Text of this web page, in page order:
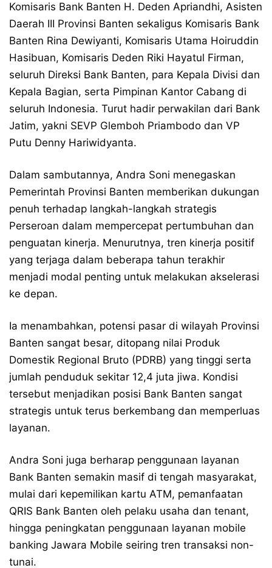
Komisaris Bank Banten H. Deden Apriandhi, Asisten
Daerah III Provinsi Banten sekaligus Komisaris Bank
Banten Rina Dewiyanti, Komisaris Utama Hoiruddin
Hasibuan, Komisaris Deden Riki Hayatul Firman,
seluruh Direksi Bank Banten, para Kepala Divisi dan
Kepala Bagian, serta Pimpinan Kantor Cabang di
seluruh Indonesia. Turut hadir perwakilan dari Bank
Jatim, yakni SEVP Glemboh Priambodo dan VP
Putu Denny Hariwidyanta.
Dalam sambutannya, Andra Soni menegaskan
Pemerintah Provinsi Banten memberikan dukungan
penuh terhadap langkah-langkah strategis
Perseroan dalam mempercepat pertumbuhan dan
penguatan kinerja. Menurutnya, tren kinerja positif
yang terjaga dalam beberapa tahun terakhir
menjadi modal penting untuk melakukan akselerasi
ke depan.
Ia menambahkan, potensi pasar di wilayah Provinsi
Banten sangat besar, ditopang nilai Produk
Domestik Regional Bruto (PDRB) yang tinggi serta
jumlah penduduk sekitar 12,4 juta jiwa. Kondisi
tersebut menjadikan posisi Bank Banten sangat
strategis untuk terus berkembang dan memperluas
layanan.
Andra Soni juga berharap penggunaan layanan
Bank Banten semakin masif di tengah masyarakat,
mulai dari kepemilikan kartu ATM, pemanfaatan
QRIS Bank Banten oleh pelaku usaha dan tenant,
hingga peningkatan penggunaan layanan mobile
banking Jawara Mobile seiring tren transaksi non-
tunai.